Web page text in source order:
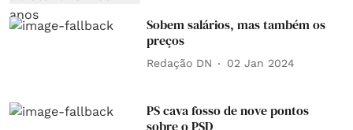
Sobem salários, mas também os
preços
Redação DN 02 Jan 2024
PS cava fosso de nove pontos
sobre o PSD